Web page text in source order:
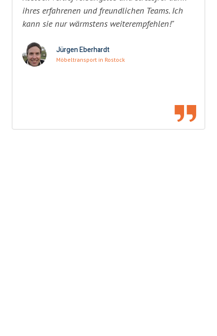
ihres erfahrenen und freundlichen Teams. Ich
kann sie nur wärmstens weiterempfehlen!"
Jürgen Eberhardt
Möbeltransport in Rostock